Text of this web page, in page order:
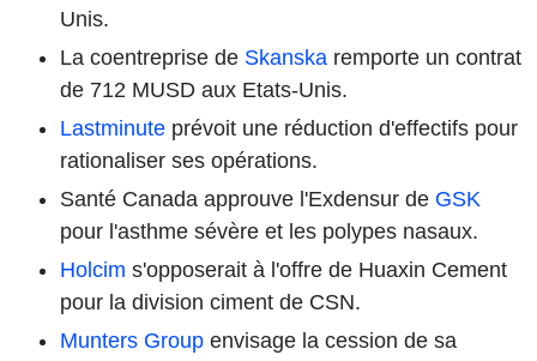
Unis.
La coentreprise de Skanska remporte un contrat
de 712 MUSD aux Etats-Unis.
Lastminute prévoit une réduction d'effectifs pour
rationaliser ses opérations.
Santé Canada approuve l'Exdensur de GSK
pour l'asthme sévère et les polypes nasaux.
Holcim s'opposerait à l'offre de Huaxin Cement
pour la division ciment de CSN.
Munters Group envisage la cession de sa